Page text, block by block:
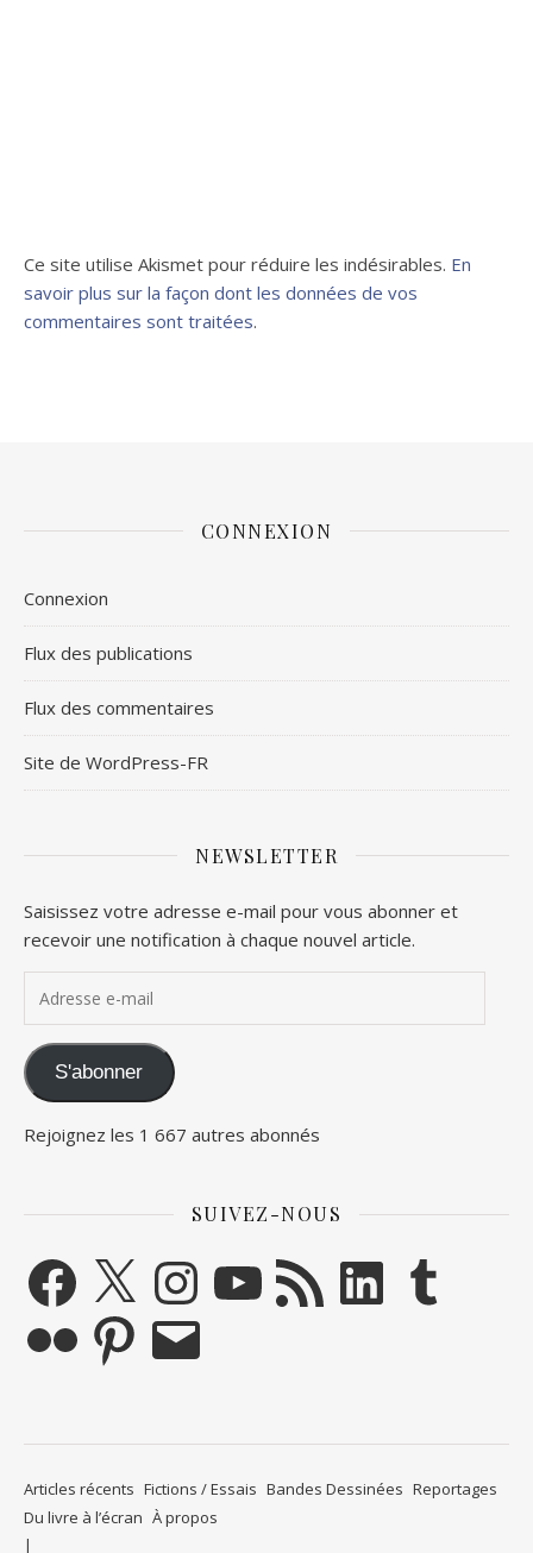
Ce site utilise Akismet pour réduire les indésirables. En
savoir plus sur la façon dont les données de vos
commentaires sont traitées.
CONNEXION
Connexion
Flux des publications
Flux des commentaires
Site de WordPress-FR
NEWSLETTER
Saisissez votre adresse e-mail pour vous abonner et
recevoir une notification à chaque nouvel article.
S'abonner
Rejoignez les 1 667 autres abonnés
SUIVEZ-NOUS
Facebook
X InstagramYouTubeFlux RSSLinkedIn Tumblr
PinterestE-mail
Articles récents Fictions / Essais Bandes Dessinées Reportages
Du livre à l’écran À propos